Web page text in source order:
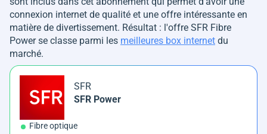
connexion internet de qualité et une offre intéressante en
matière de divertissement. Résultat : l'offre SFR Fibre
Power se classe parmi les meilleures box internet du
marché.
SFR
SFR Power
Fibre optique